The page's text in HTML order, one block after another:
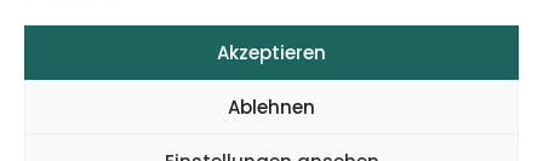
Akzeptieren
Ablehnen
© 2023 SHZ Stedtener Holzzentrum GmbH